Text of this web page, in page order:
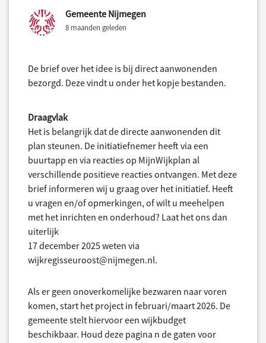
Gemeente Nijmegen
8 maanden geleden
De brief over het idee is bij direct aanwonenden
bezorgd. Deze vindt u onder het kopje bestanden.
Draagvlak
Het is belangrijk dat de directe aanwonenden dit
plan steunen. De initiatiefnemer heeft via een
buurtapp en via reacties op MijnWijkplan al
verschillende positieve reacties ontvangen. Met deze
brief informeren wij u graag over het initiatief. Heeft
u vragen en/of opmerkingen, of wilt u meehelpen
met het inrichten en onderhoud? Laat het ons dan
uiterlijk
17 december 2025 weten via
wijkregisseuroost@nijmegen.nl.
Als er geen onoverkomelijke bezwaren naar voren
komen, start het project in februari/maart 2026. De
gemeente stelt hiervoor een wijkbudget
beschikbaar. Houd deze pagina n de gaten voor